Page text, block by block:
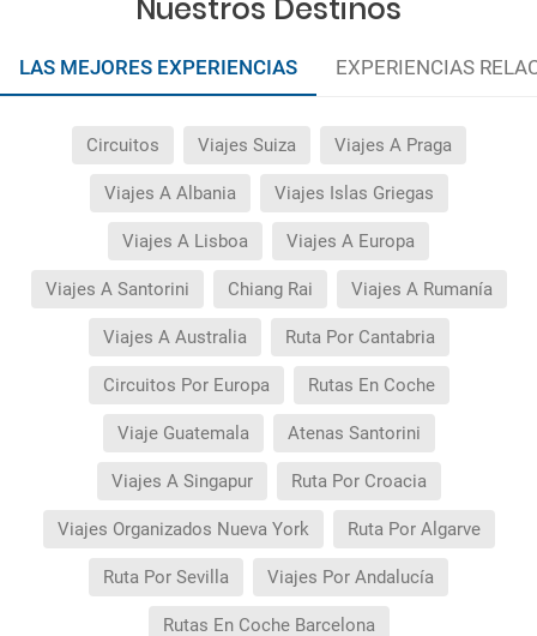
Nuestros Destinos
LAS MEJORES EXPERIENCIAS EXPERIENCIAS
Circuitos Viajes Suiza Viajes A Praga
Viajes A Albania Viajes Islas Griegas
Viajes A Lisboa Viajes A Europa
Viajes A Santorini Chiang Rai Viajes A Rumanía
Viajes A Australia Ruta Por Cantabria
Circuitos Por Europa Rutas En Coche
Viaje Guatemala Atenas Santorini
Viajes A Singapur Ruta Por Croacia
Viajes Organizados Nueva York Ruta Por Algarve
Ruta Por Sevilla Viajes Por Andalucía
Rutas En Coche Barcelona